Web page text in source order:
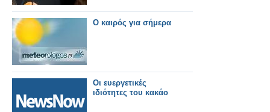
O καιρός για σήμερα
Οι ευεργετικές
ιδιότητες του κακάο